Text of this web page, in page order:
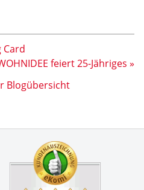
Card
feiert 25-Jähriges »
Blogübersicht
Zertifikate